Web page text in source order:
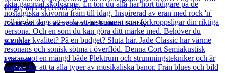
Cort Gold-A6 Electro Acoustic Natural Glossy
9 280kr
Läs mer
Cort